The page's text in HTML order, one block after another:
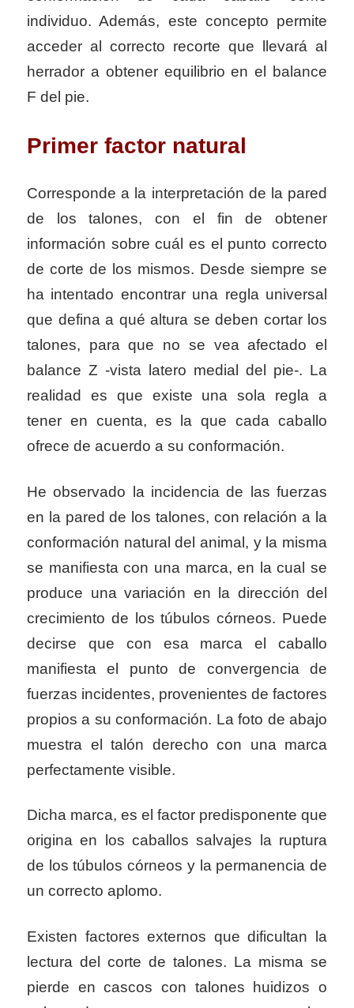
individuo. Además, este concepto permite
acceder al correcto recorte que llevará al
herrador a obtener equilibrio en el balance
F del pie.
Primer factor natural
Corresponde a la interpretación de la pared
de los talones, con el fin de obtener
información sobre cuál es el punto correcto
de corte de los mismos. Desde siempre se
ha intentado encontrar una regla universal
que defina a qué altura se deben cortar los
talones, para que no se vea afectado el
balance Z -vista latero medial del pie-. La
realidad es que existe una sola regla a
tener en cuenta, es la que cada caballo
ofrece de acuerdo a su conformación.
He observado la incidencia de las fuerzas
en la pared de los talones, con relación a la
conformación natural del animal, y la misma
se manifiesta con una marca, en la cual se
produce una variación en la dirección del
crecimiento de los túbulos córneos. Puede
decirse que con esa marca el caballo
manifiesta el punto de convergencia de
fuerzas incidentes, provenientes de factores
propios a su conformación. La foto de abajo
muestra el talón derecho con una marca
perfectamente visible.
Dicha marca, es el factor predisponente que
origina en los caballos salvajes la ruptura
de los túbulos córneos y la permanencia de
un correcto aplomo.
Existen factores externos que dificultan la
lectura del corte de talones. La misma se
pierde en cascos con talones huidizos o